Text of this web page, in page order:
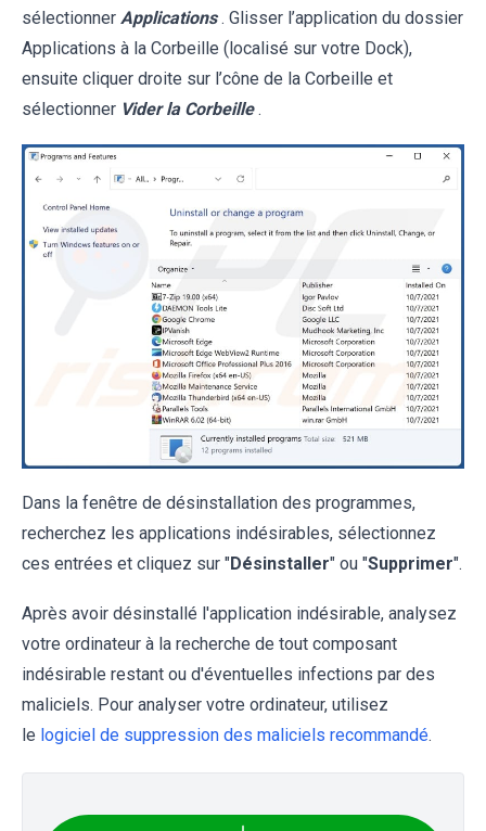
sélectionner Applications . Glisser l’application du dossier
Applications à la Corbeille (localisé sur votre Dock),
ensuite cliquer droite sur l’cône de la Corbeille et
sélectionner Vider la Corbeille .
Dans la fenêtre de désinstallation des programmes,
recherchez les applications indésirables, sélectionnez
ces entrées et cliquez sur "Désinstaller" ou "Supprimer".
Après avoir désinstallé l'application indésirable, analysez
votre ordinateur à la recherche de tout composant
indésirable restant ou d'éventuelles infections par des
maliciels. Pour analyser votre ordinateur, utilisez
le logiciel de suppression des maliciels recommandé.